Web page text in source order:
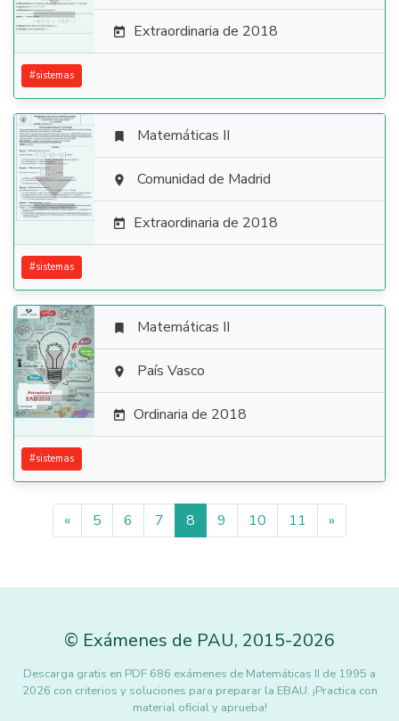
 Extraordinaria de 2018
#sistemas

 Matemáticas II
 Comunidad de Madrid
 Extraordinaria de 2018
#sistemas

 Matemáticas II
 País Vasco
 Ordinaria de 2018
#sistemas
« 5 6 7 8 9 10 11 »
© Exámenes de PAU, 2015-2026
Descarga gratis en PDF 686 exámenes de Matemáticas II de 1995 a
2026 con criterios y soluciones para preparar la EBAU. ¡Practica con
material oficial y aprueba!